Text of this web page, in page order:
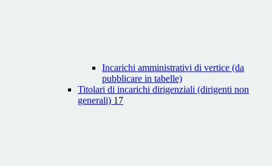
Incarichi amministrativi di vertice (da
pubblicare in tabelle)
Titolari di incarichi dirigenziali (dirigenti non
generali) 17